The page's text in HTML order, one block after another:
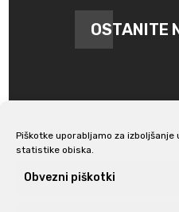
Piškotke uporabljamo za izboljšanje
statistike obiska.
Obvezni piškotki
OSTANITE